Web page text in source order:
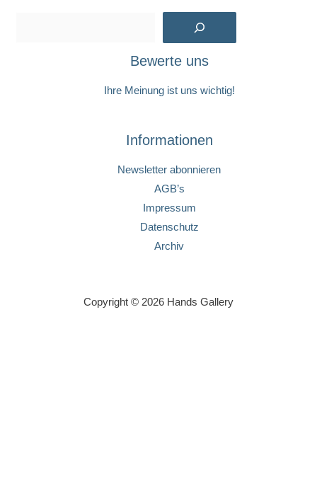
Bewerte uns
Ihre Meinung ist uns wichtig!
Informationen
Newsletter abonnieren
AGB’s
Impressum
Datenschutz
Archiv
Copyright © 2026 Hands Gallery